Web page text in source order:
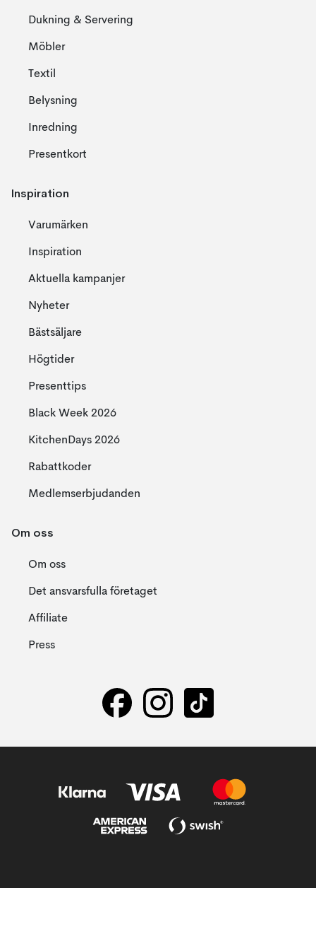
Dukning & Servering
Möbler
Textil
Belysning
Inredning
Presentkort
Inspiration
Varumärken
Inspiration
Aktuella kampanjer
Nyheter
Bästsäljare
Högtider
Presenttips
Black Week 2026
KitchenDays 2026
Rabattkoder
Medlemserbjudanden
Om oss
Om oss
Det ansvarsfulla företaget
Affiliate
Press